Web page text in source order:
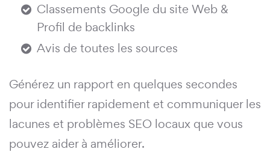
Classements Google du site Web &
Profil de backlinks
Avis de toutes les sources
Générez un rapport en quelques secondes
pour identifier rapidement et communiquer les
lacunes et problèmes SEO locaux que vous
pouvez aider à améliorer.